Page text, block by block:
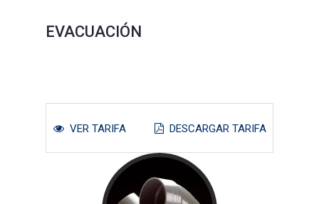
EVACUACIÓN
VER TARIFA DESCARGAR TARIFA